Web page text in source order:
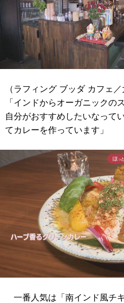
（ラフィング ブッダ カフェ
「インドからオーガニックの
自分がおすすめしたいなって
てカレーを作っています」
一番人気は「南インド風チ